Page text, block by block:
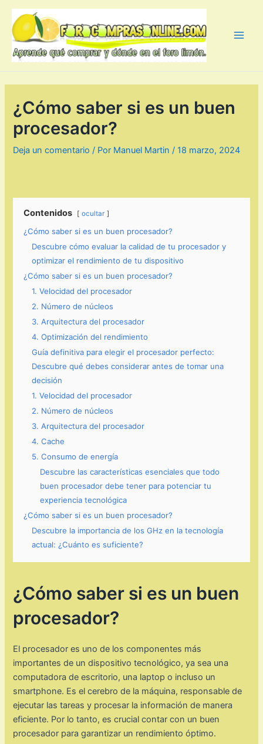
contenido
¿Cómo saber si es un buen
procesador?
Deja un comentario / Por Manuel Martin /18 marzo, 2024
Contenidos ocultar
¿Cómo saber si es un buen procesador?
Descubre cómo evaluar la calidad de tu procesador y
optimizar el rendimiento de tu dispositivo
¿Cómo saber si es un buen procesador?
1. Velocidad del procesador
2. Número de núcleos
3. Arquitectura del procesador
4. Optimización del rendimiento
Guía definitiva para elegir el procesador perfecto:
Descubre qué debes considerar antes de tomar una
decisión
1. Velocidad del procesador
2. Número de núcleos
3. Arquitectura del procesador
4. Cache
5. Consumo de energía
Descubre las características esenciales que todo
buen procesador debe tener para potenciar tu
experiencia tecnológica
¿Cómo saber si es un buen procesador?
Descubre la importancia de los GHz en la tecnología
actual: ¿Cuánto es suficiente?
¿Cómo saber si es un buen
procesador?
El procesador es uno de los componentes más
importantes de un dispositivo tecnológico, ya sea una
computadora de escritorio, una laptop o incluso un
smartphone. Es el cerebro de la máquina, responsable de
ejecutar las tareas y procesar la información de manera
eficiente. Por lo tanto, es crucial contar con un buen
procesador para garantizar un rendimiento óptimo.